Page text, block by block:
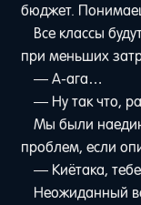
бюджет.
Все классы
при меньших
— А-ага…
— Ну так что,
Мы были
проблем, если
— Киётака,
Неожиданный